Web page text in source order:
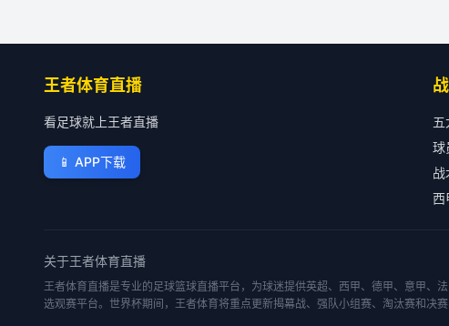
王者体育直播
看足球就上王者直播
📱 APP下载
五
球
战
西
关于王者体育直播
王者体育直播是专业的足球篮球直播平台，为球迷提供英超、西甲、德甲、意甲
选观赛平台。世界杯期间，王者体育将重点更新揭幕战、强队小组赛、淘汰赛和决赛